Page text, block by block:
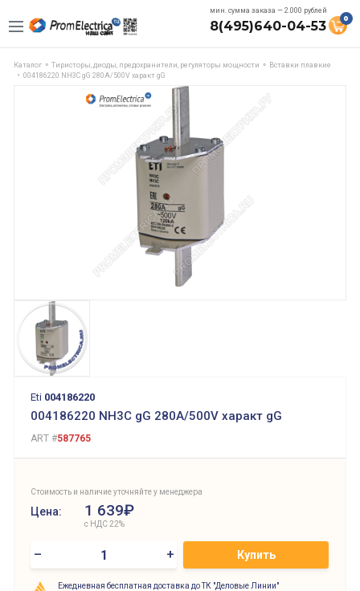
мин. сумма заказа — 2.000 рублей
8(495)640-04-53 0
Каталог Тиристоры, диоды, предохранители, регуляторы мощности
Вставки плавкие
004186220 NH3C gG 280A/500V характ gG
Eti 004186220
004186220 NH3C gG 280A/500V характ gG
ART #587765
Стоимость и наличие уточняйте у менеджера
Цена: 1 639₽
с НДС 22%
– + Купить
Ежедневная бесплатная доставка до ТК "Деловые Линии"